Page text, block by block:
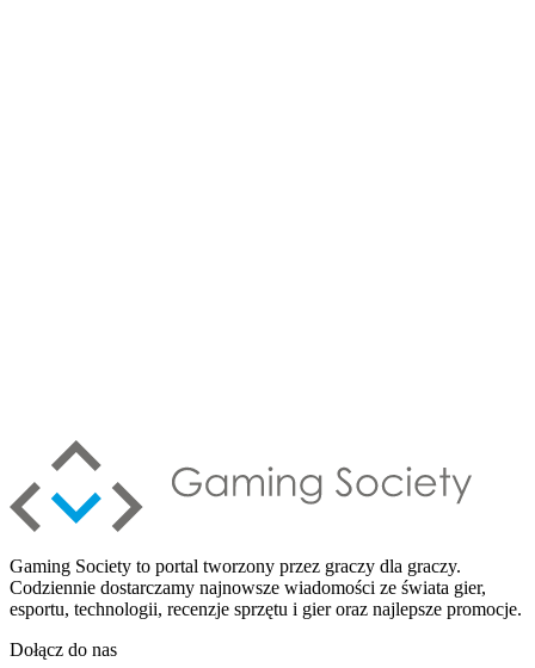
Gaming Society to portal tworzony przez graczy dla graczy.
Codziennie dostarczamy najnowsze wiadomości ze świata gier,
esportu, technologii, recenzje sprzętu i gier oraz najlepsze promocje.
Dołącz do nas